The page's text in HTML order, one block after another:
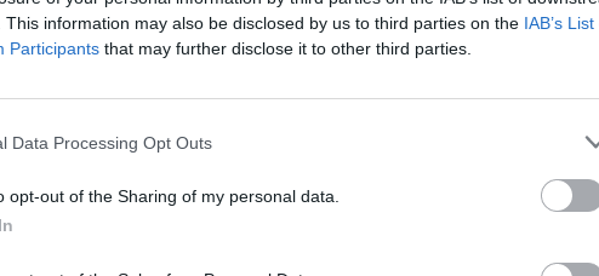
This information may also be disclosed by us to third parties on the IAB’s
Participants that may further disclose it to other third parties.
Data Processing Opt Outs
opt-out of the Sharing of my personal data.
Περιγραφή Επιπλέον πληροφορίες
βούρτσα της 3ΜΕ Maestri. Σχεδιασμένη και κατασκευασμένη στην
σχήμα και επαγγελματική ποιότητα. Αυτή η βούρτσα είναι
ή δίπλα στη θάλασσα.